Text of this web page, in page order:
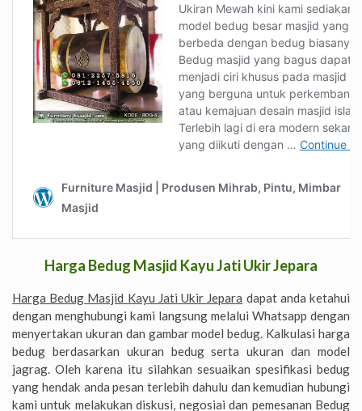
Harga Bedug Masjid Kayu Jati Ukir Jepara
Harga Bedug Masjid Kayu Jati Ukir Jepara dapat anda ketahui
dengan menghubungi kami langsung melalui Whatsapp dengan
menyertakan ukuran dan gambar model bedug. Kalkulasi harga
bedug berdasarkan ukuran bedug serta ukuran dan model
jagrag. Oleh karena itu silahkan sesuaikan spesifikasi bedug
yang hendak anda pesan terlebih dahulu dan kemudian hubungi
kami untuk melakukan diskusi, negosiai dan pemesanan Bedug